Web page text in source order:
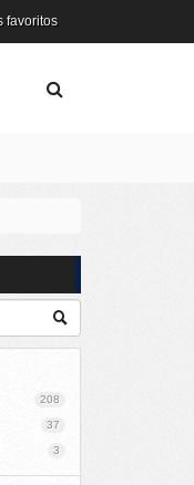
favoritos
208
37
3